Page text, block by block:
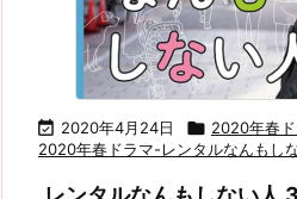
 2020年4月24日  2020年春
2020年春ドラマ-レンタルなんもし